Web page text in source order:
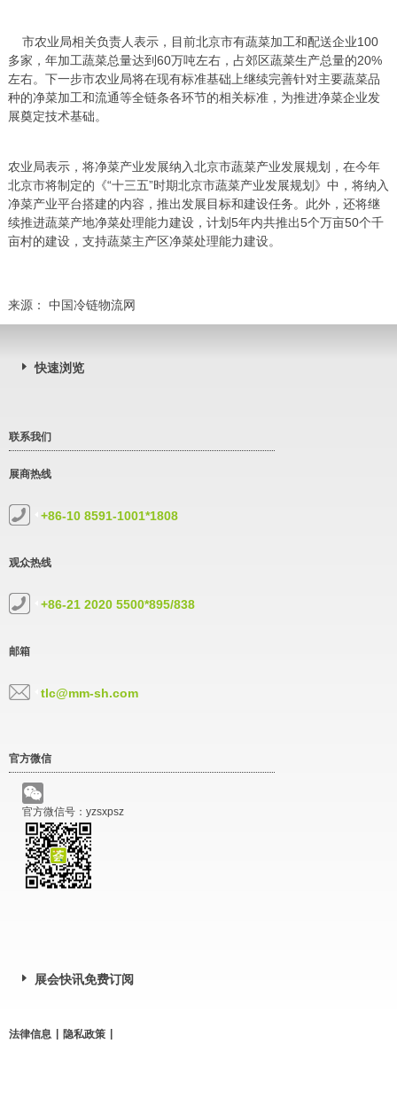
市农业局相关负责人表示，目前北京市有蔬菜加工和配送企业100
多家，年加工蔬菜总量达到60万吨左右，占郊区蔬菜生产总量的20%
左右。下一步市农业局将在现有标准基础上继续完善针对主要蔬菜品
种的净菜加工和流通等全链条各环节的相关标准，为推进净菜企业发
展奠定技术基础。
农业局表示，将净菜产业发展纳入北京市蔬菜产业发展规划，在今年
北京市将制定的《“十三五”时期北京市蔬菜产业发展规划》中，将纳入
净菜产业平台搭建的内容，推出发展目标和建设任务。此外，还将继
续推进蔬菜产地净菜处理能力建设，计划5年内共推出5个万亩50个千
亩村的建设，支持蔬菜主产区净菜处理能力建设。
来源： 中国冷链物流网
快速浏览
联系我们
展商热线
+86-10 8591-1001*1808
观众热线
+86-21 2020 5500*895/838
邮箱
tlc@mm-sh.com
官方微信
官方微信号：yzsxpsz
展会快讯免费订阅
法律信息 隐私政策